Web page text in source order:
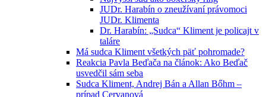
JUDr. Harabín o zneužívaní právomoci
JUDr. Klimenta
Dr. Harabín: „Sudca“ Kliment je policajt v
taláre
Má sudca Kliment všetkých päť pohromade?
Reakcia Pavla Beďača na článok: Ako Beďač
usvedčil sám seba
Sudca Kliment, Andrej Bán a Allan Bőhm –
prípad Cervanová